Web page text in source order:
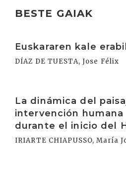
BESTE GAIAK
Euskararen kale
DÍAZ DE TUESTA, Jose Félix
La dinámica del
intervención
durante el inicio del
IRIARTE CHIAPUSSO, María